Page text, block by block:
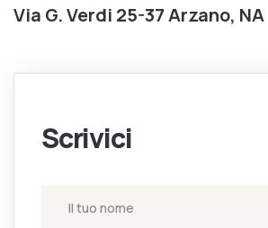
Via G. Verdi 25-37 Arzano, NA
Scrivici